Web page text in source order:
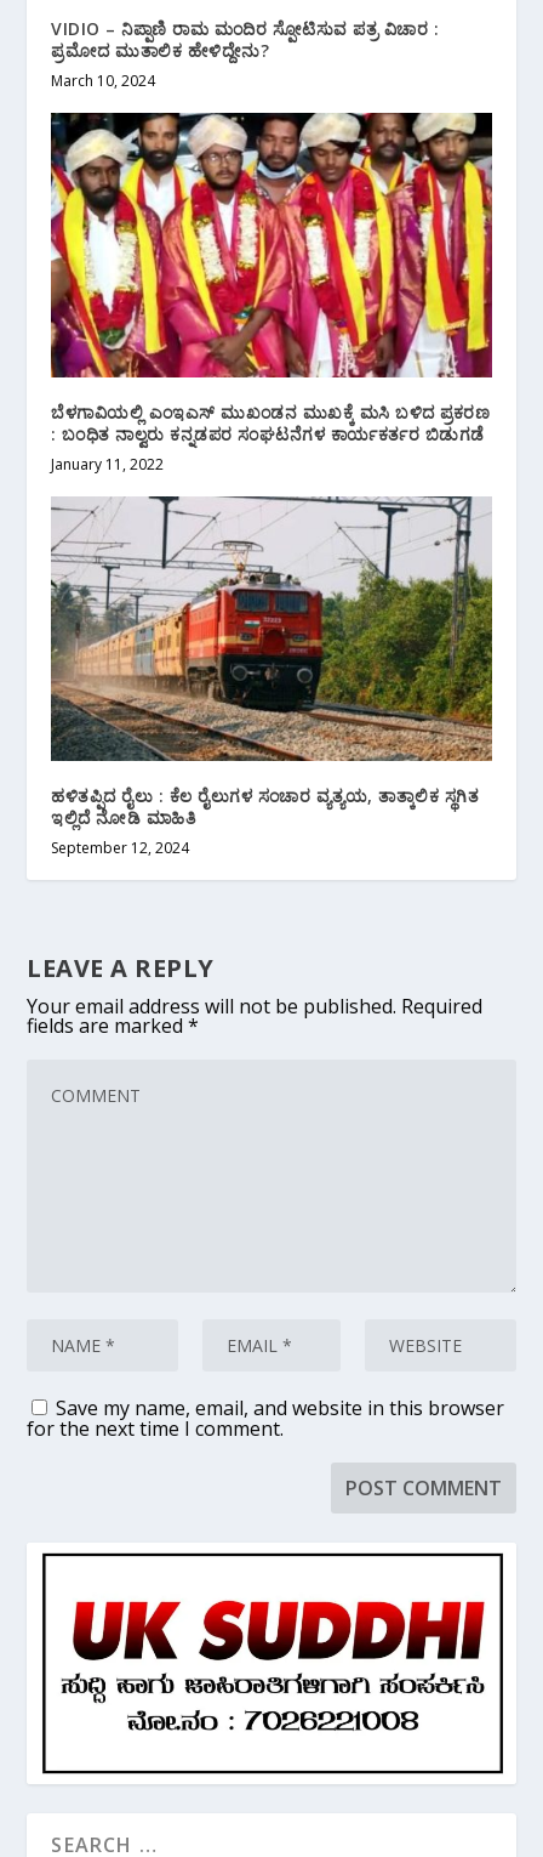
VIDIO – ನಿಪ್ಪಾಣಿ ರಾಮ ಮಂದಿರ ಸ್ಪೋಟಿಸುವ ಪತ್ರ ವಿಚಾರ :
ಪ್ರಮೋದ ಮುತಾಲಿಕ ಹೇಳಿದ್ದೇನು?
March 10, 2024
ಬೆಳಗಾವಿಯಲ್ಲಿ ಎಂಇಎಸ್ ಮುಖಂಡನ ಮುಖಕ್ಕೆ‌ ಮಸಿ ಬಳಿದ ಪ್ರಕರಣ
: ಬಂಧಿತ ನಾಲ್ವರು ಕನ್ನಡಪರ ಸಂಘಟನೆಗಳ ಕಾರ್ಯಕರ್ತರ ಬಿಡುಗಡೆ
January 11, 2022
ಹಳಿತಪ್ಪಿದ ರೈಲು : ಕೆಲ ರೈಲುಗಳ ಸಂಚಾರ ವ್ಯತ್ಯಯ, ತಾತ್ಕಾಲಿಕ ಸ್ಥಗಿತ
ಇಲ್ಲಿದೆ ನೋಡಿ ಮಾಹಿತಿ
September 12, 2024
LEAVE A REPLY
Your email address will not be published. Required
fields are marked*
Save my name, email, and website in this browser
for the next time I comment.